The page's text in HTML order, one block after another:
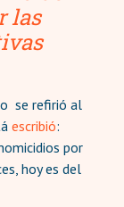
las
se refirió al
escribió:
por
hoy es del